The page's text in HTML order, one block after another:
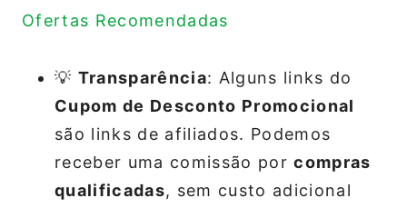
Ofertas Recomendadas
💡 Transparência: Alguns links do
Cupom de Desconto Promocional
são links de afiliados. Podemos
receber uma comissão porcompras
qualificadas, sem custo adicional